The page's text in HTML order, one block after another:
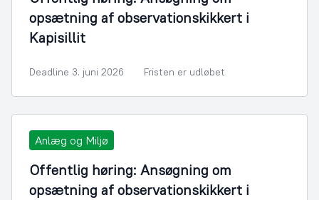
opsætning af observationskikkert i
Kapisillit
Deadline 3. juni 2026 Fristen er udløbet
Anlæg og Miljø
Offentlig høring: Ansøgning om
opsætning af observationskikkert i